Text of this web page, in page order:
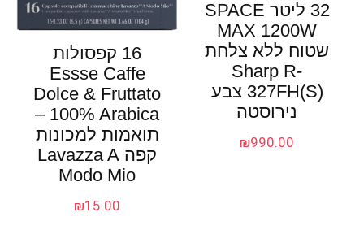
32 ליטר SPACE
MAX 1200W
שטוח ללא צלחת
Sharp R-
327FH(S) צבע
נירוסטה
₪990.00
16 קפסולות
Essse Caffe
Dolce & Fruttato
100% Arabica –
תואמות למכונות
קפה Lavazza A
Modo Mio
₪15.00